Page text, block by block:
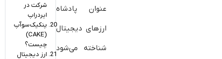
عنوان پادشاه
ارزهای دیجیتال
شناخته می‌شود
شرکت در
ایردراپ
پنکیک‌سوآپ
(CAKE)
چیست؟
ارز دیجیتال